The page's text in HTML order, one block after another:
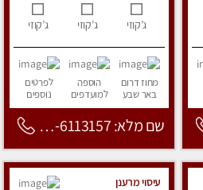
ג’קוזי ג’קוזי ג’קוזי
מחוז דרום
באר שבע
הוספה
למועדפים
לפרטים
נוספים
שם מלא: 053-6113157
עיסוי מרענן